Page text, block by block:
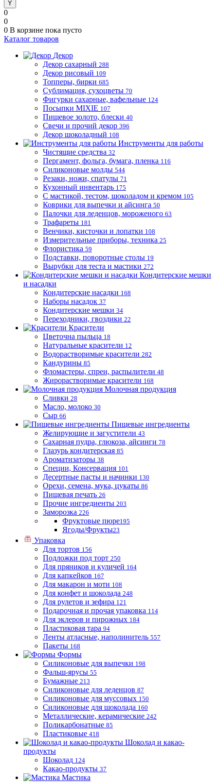
0
0
0 В корзине пока пусто
Каталог товаров
Декор
Декор сахарный 288
Декор рисовый 109
Топперы, бирки 685
Сублимация, сухоцветы 70
Фигурки сахарные, вафельные 124
Посыпки MIXIE 107
Пищевое золото, блески 40
Свечи и прочий декор 396
Декор шоколадный 108
Инструменты для работы
Чистящие средства 32
Пергамент, фольга, бумага, пленка 116
Силиконовые молды 544
Резаки, ножи, спатулы 71
Кухонный инвентарь 175
С мастикой, тестом, шоколадом и кремом 105
Коврики для выпечки и айсинга 50
Палочки для леденцов, мороженого 63
Трафареты 181
Венчики, кисточки и лопатки 108
Измерительные приборы, техника 25
Флористика 59
Подставки, поворотные столы 19
Вырубки для теста и мастики 272
Кондитерские мешки
и насадки
Кондитерские насадки 168
Наборы насадок 37
Кондитерские мешки 34
Переходники, гвоздики 22
Красители
Цветочна пыльца 18
Натуральные красители 12
Водорастворимые красители 282
Кандурины 85
Фломастеры, спреи, распылители 48
Жирорастворимые красители 168
Молочная продукция
Сливки 28
Масло, молоко 30
Сыр 66
Пищевые ингредиенты
Желирующие и загустители 43
Сахарная пудра, глюкоза, айсинги 78
Глазурь кондитерская 85
Ароматизаторы 38
Специи, Консервация 101
Десертные пасты и начинки 130
Орехи, семена, мука, цукаты 86
Пищевая печать 26
Прочие ингредиенты 203
Заморозка 226
Фруктовые пюре195
Ягоды/Фрукты23
Упаковка
Для тортов 156
Подложки под торт 250
Для пряников и куличей 164
Для капкейков 167
Для макарон и моти 108
Для конфет и шоколада 248
Для рулетов и зефира 121
Подарочная и прочая упаковка 114
Для эклеров и пирожных 184
Пластиковая тара 94
Ленты атласные, наполинитель 557
Пакеты 168
Формы
Силиконовые для выпечки 198
Фальш-ярусы 55
Бумажные 213
Силиконовые для леденцов 87
Силиконовые для муссовых 150
Силиконовые для шоколада 160
Металлические, керамические 242
Поликарбонатные 85
Пластиковые 418
Шоколад и какао-
продукты
Шоколад 124
Какао-продукты 37
Мастика